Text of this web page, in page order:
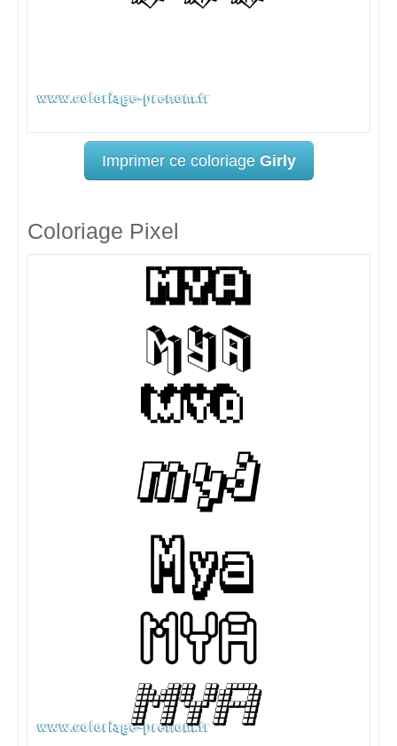
Imprimer ce coloriage Girly
Coloriage Pixel